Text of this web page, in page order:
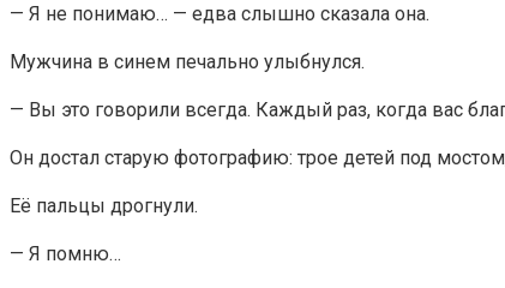
— Я не понимаю… — едва слышно сказала она.
Мужчина в синем печально улыбнулся.
— Вы это говорили всегда. Каждый раз, когда вас
Он достал старую фотографию: трое детей под
Её пальцы дрогнули.
— Я помню…